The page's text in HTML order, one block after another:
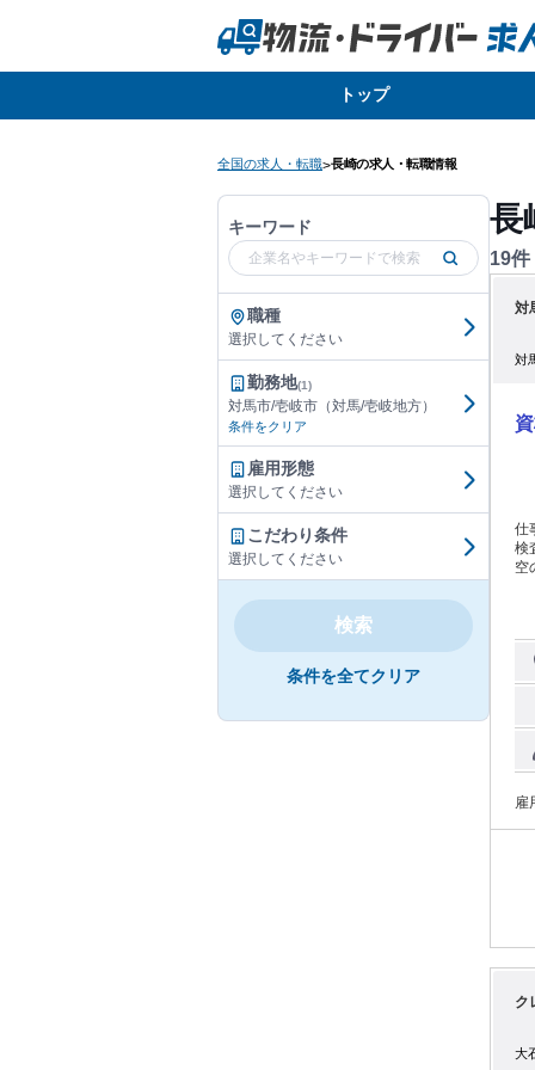
トップ
全国の求人・転職>長崎の求人・転職情報
キーワード
職種
選択してください
勤務地(1)
対馬市/壱岐市（対馬/壱岐地方）
条件をクリア
雇用形態
選択してください
こだわり条件
選択してください
検索
条件を全てクリア
長
19件
対
対
仕事
検査員 ⭐資格・経験不問⭐ －－－
空の
の手
モ
す。 ■開披（かいひ） 目視検査
施します。
保安
「
際
雇
ク
大